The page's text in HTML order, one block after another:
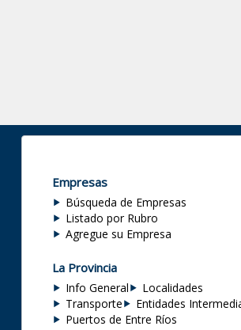
Empresas
Búsqueda de Empresas
Listado por Rubro
Agregue su Empresa
La Provincia
Info General
Localidades
Transporte
Entidades
Puertos de Entre Ríos